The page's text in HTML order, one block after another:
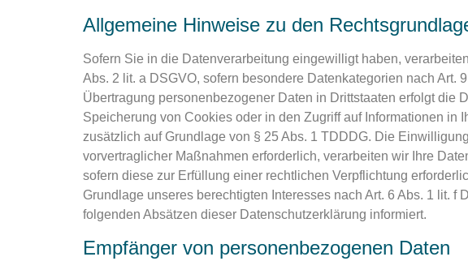
Allgemeine Hinweise zu den
Sofern Sie in die Datenverarbeitung eingewilligt haben,
Abs. 2 lit. a DSGVO, sofern besondere Datenkategorien nach
Übertragung personenbezogener Daten in Drittstaaten erfolgt die
Speicherung von Cookies oder in den Zugriff auf Informationen
zusätzlich auf Grundlage von § 25 Abs. 1 TDDDG. Die
vorvertraglicher Maßnahmen erforderlich, verarbeiten wir Ihre
sofern diese zur Erfüllung einer rechtlichen Verpflichtung
Grundlage unseres berechtigten Interesses nach Art. 6 Abs. 1 lit.
folgenden Absätzen dieser Datenschutzerklärung informiert.
Empfänger von personenbezogenen Daten